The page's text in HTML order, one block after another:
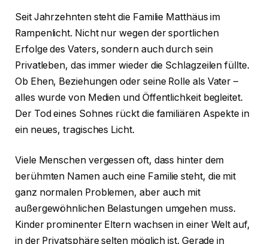
Seit Jahrzehnten steht die Familie Matthäus im
Rampenlicht. Nicht nur wegen der sportlichen
Erfolge des Vaters, sondern auch durch sein
Privatleben, das immer wieder die Schlagzeilen füllte.
Ob Ehen, Beziehungen oder seine Rolle als Vater –
alles wurde von Medien und Öffentlichkeit begleitet.
Der Tod eines Sohnes rückt die familiären Aspekte in
ein neues, tragisches Licht.
Viele Menschen vergessen oft, dass hinter dem
berühmten Namen auch eine Familie steht, die mit
ganz normalen Problemen, aber auch mit
außergewöhnlichen Belastungen umgehen muss.
Kinder prominenter Eltern wachsen in einer Welt auf,
in der Privatsphäre selten möglich ist. Gerade in